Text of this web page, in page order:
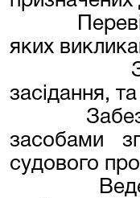
яких
засідання,
засобами
судового